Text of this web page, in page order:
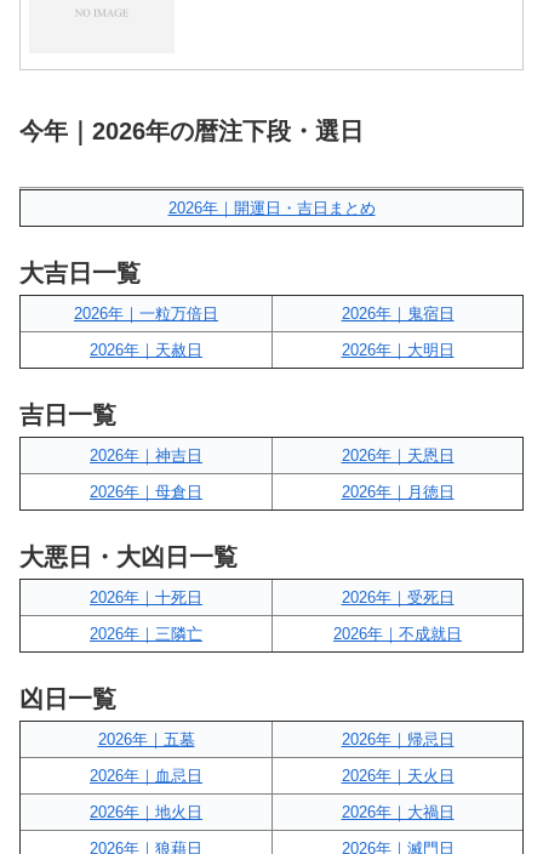
今年｜2026年の暦注下段・選日
2026年｜開運日・吉日まとめ
大吉日一覧
2026年｜一粒万倍日
2026年｜鬼宿日
2026年｜天赦日
2026年｜大明日
吉日一覧
2026年｜神吉日
2026年｜天恩日
2026年｜母倉日
2026年｜月徳日
大悪日・大凶日一覧
2026年｜十死日
2026年｜受死日
2026年｜三隣亡
2026年｜不成就日
凶日一覧
2026年｜五墓
2026年｜帰忌日
2026年｜血忌日
2026年｜天火日
2026年｜地火日
2026年｜大禍日
2026年｜狼藉日
2026年｜滅門日